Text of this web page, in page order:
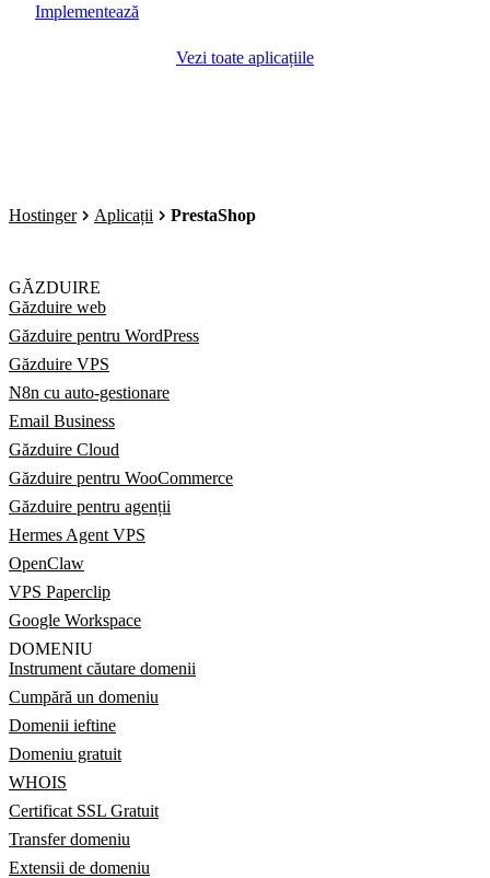
Implementează
Vezi toate aplicațiile
Hostinger Aplicații PrestaShop
GĂZDUIRE
Găzduire web
Găzduire pentru WordPress
Găzduire VPS
N8n cu auto-gestionare
Email Business
Găzduire Cloud
Găzduire pentru WooCommerce
Găzduire pentru agenții
Hermes Agent VPS
OpenClaw
VPS Paperclip
Google Workspace
DOMENIU
Instrument căutare domenii
Cumpără un domeniu
Domenii ieftine
Domeniu gratuit
WHOIS
Certificat SSL Gratuit
Transfer domeniu
Extensii de domeniu